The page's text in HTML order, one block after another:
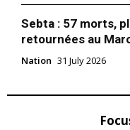
Sebta : 57 morts,
retournées au
Nation 31 July 2026